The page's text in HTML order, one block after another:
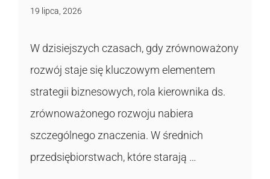
19 lipca, 2026
W dzisiejszych czasach, gdy zrównoważony
rozwój staje się kluczowym elementem
strategii biznesowych, rola kierownika ds.
zrównoważonego rozwoju nabiera
szczególnego znaczenia. W średnich
przedsiębiorstwach, które starają …